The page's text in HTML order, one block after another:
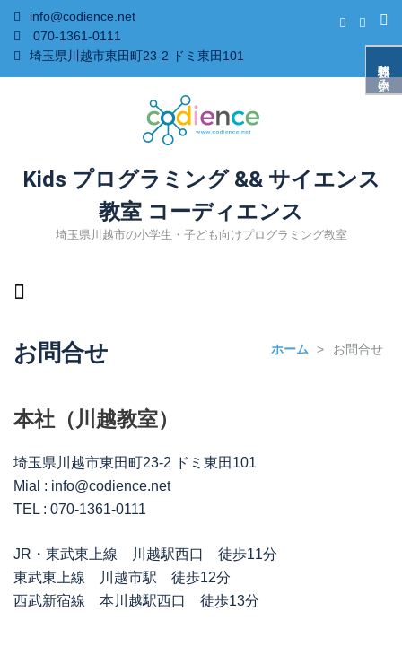
無料体験お申込み
info@codience.net
070-1361-0111
埼玉県川越市東田町23-2 ドミ東田101
Kids プログラミング && サイエンス
教室 コーディエンス
埼玉県川越市の小学生・子ども向けプログラミング教室
お問合せ ホーム > お問合せ
本社（川越教室）
埼玉県川越市東田町23-2 ドミ東田101
Mial : info@codience.net
TEL : 070-1361-0111
JR・東武東上線 川越駅西口 徒歩11分
東武東上線 川越市駅 徒歩12分
西武新宿線 本川越駅西口 徒歩13分